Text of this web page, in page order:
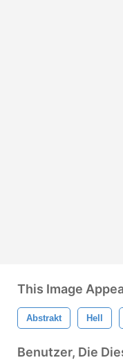
This Image
Abstrakt Hell
Benutzer, Die